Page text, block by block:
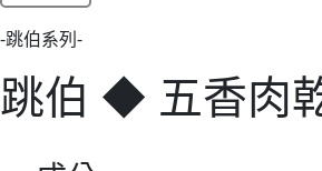
-跳伯系列-
跳伯 ◆ 五香肉